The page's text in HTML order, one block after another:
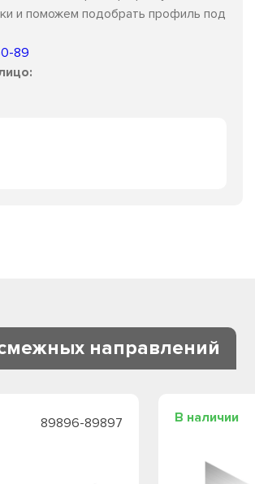
и поможем подобрать профиль под
89
направлений
89896-89897 В наличии